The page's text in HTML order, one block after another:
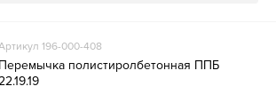
196-000-408
Перемычка полистиролбетонная ППБ